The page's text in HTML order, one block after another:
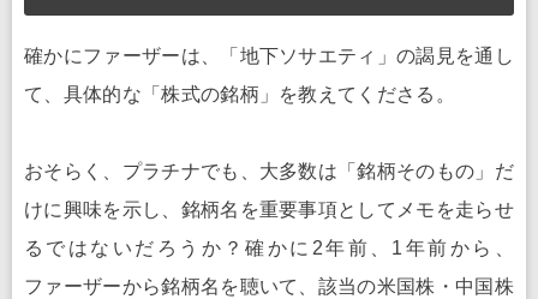
確かにファーザーは、「地下ソサエティ」の謁見を通し
て、具体的な「株式の銘柄」を教えてくださる。
おそらく、プラチナでも、大多数は「銘柄そのもの」だ
けに興味を示し、銘柄名を重要事項としてメモを走らせ
るではないだろうか？確かに2年前、1年前から、
ファーザーから銘柄名を聴いて、該当の米国株・中国株